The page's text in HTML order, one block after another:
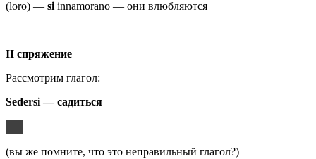
(loro) — si innamorano — они влюбляются
II спряжение
Рассмотрим глагол:
Sedersi— садиться
(вы же помните, что это неправильный глагол?)